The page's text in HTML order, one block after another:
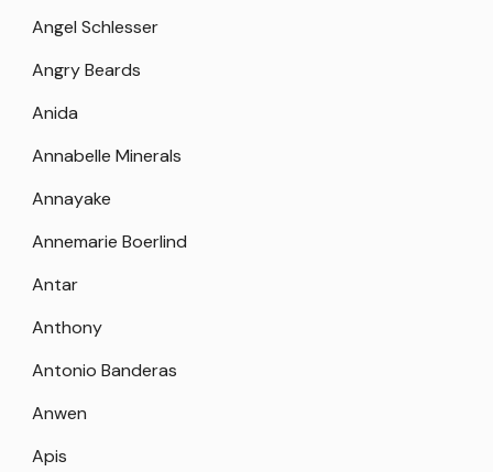
Angel Schlesser
Angry Beards
Anida
Annabelle Minerals
Annayake
Annemarie Boerlind
Antar
Anthony
Antonio Banderas
Anwen
Apis